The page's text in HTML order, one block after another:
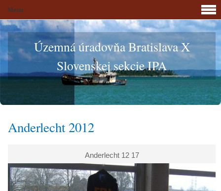
Územná úradovňa Bratislava X
Slovenskej sekcie IPA
Anderlecht 2012
Anderlecht 12 17
Menu